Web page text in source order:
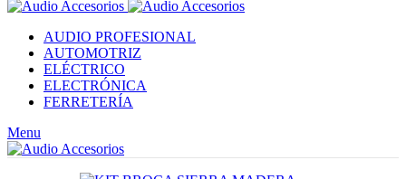
AUDIO PROFESIONAL
AUTOMOTRIZ
ELÉCTRICO
ELECTRÓNICA
FERRETERÍA
Menu